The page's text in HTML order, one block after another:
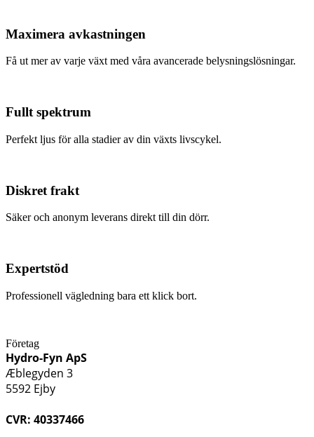
Maximera avkastningen
Få ut mer av varje växt med våra avancerade belysningslösningar.
Fullt spektrum
Perfekt ljus för alla stadier av din växts livscykel.
Diskret frakt
Säker och anonym leverans direkt till din dörr.
Expertstöd
Professionell vägledning bara ett klick bort.
Företag
Hydro-Fyn ApS
Æblegyden 3
5592 Ejby
CVR: 40337466